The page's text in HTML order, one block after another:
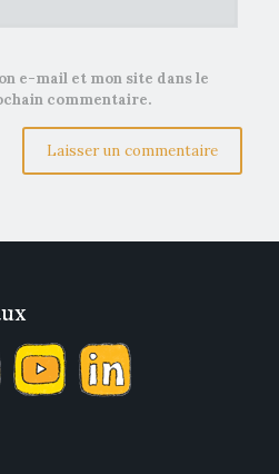
e-mail et mon site dans le
commentaire.